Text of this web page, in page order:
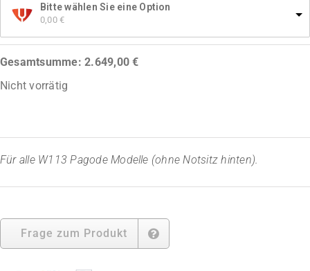
Bitte wählen Sie eine Option
0,00 €
Gesamtsumme:2.649,00€
Nicht vorrätig
Für alle W113 Pagode Modelle (ohne Notsitz hinten).
Frage zum Produkt